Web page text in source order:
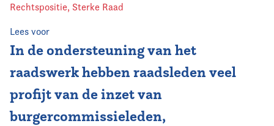
Rechtspositie, Sterke Raad
Lees voor
In de ondersteuning van het
raadswerk hebben raadsleden veel
profijt van de inzet van
burgercommissieleden,